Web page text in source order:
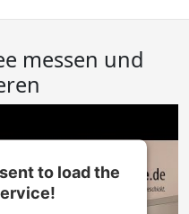
messen und
to load the